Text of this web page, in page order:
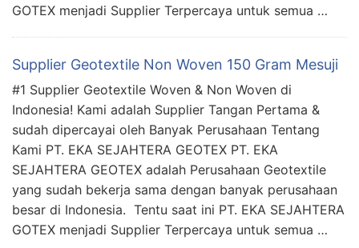
GOTEX menjadi Supplier Terpercaya untuk semua …
Supplier Geotextile Non Woven 150 Gram Mesuji
#1 Supplier Geotextile Woven & Non Woven di
Indonesia! Kami adalah Supplier Tangan Pertama &
sudah dipercayai oleh Banyak Perusahaan Tentang
Kami PT. EKA SEJAHTERA GEOTEX PT. EKA
SEJAHTERA GEOTEX adalah Perusahaan Geotextile
yang sudah bekerja sama dengan banyak perusahaan
besar di Indonesia. Tentu saat ini PT. EKA SEJAHTERA
GOTEX menjadi Supplier Terpercaya untuk semua …